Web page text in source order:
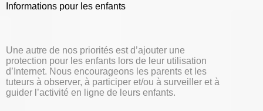
Informations pour les enfants
Une autre de nos priorités est d’ajouter une
protection pour les enfants lors de leur utilisation
d’Internet. Nous encourageons les parents et les
tuteurs à observer, à participer et/ou à surveiller et à
guider l’activité en ligne de leurs enfants.